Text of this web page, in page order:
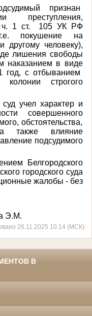
признан
преступления,
ч. 1 ст. 105 УК РФ
покушение на
другому человеку),
лишения свободы
наказанием в виде
год, с отбыванием
колонии строгого
учел характер и
совершенного
обстоятельства,
также влияние
подсудимого
Белгородского
городского суда
жалобы - без
Э.М.
26.11.2025 10:14 (МСК)
В